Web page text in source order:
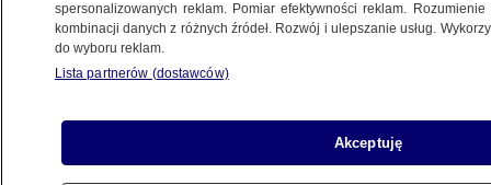
Udostępnij
spersonalizowanych reklam. Pomiar efektywności reklam.
kombinacji danych z różnych źródeł. Rozwój i ulepszanie usług.
do wyboru reklam.
Lista partnerów (dostawców)
Akceptuję